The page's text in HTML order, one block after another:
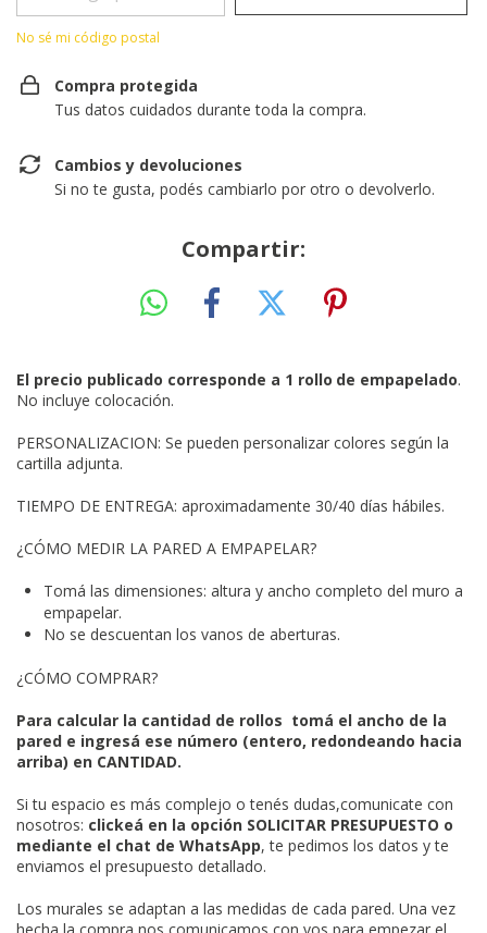
No sé mi código postal
Compra protegida
Tus datos cuidados durante toda la compra.
Cambios y devoluciones
Si no te gusta, podés cambiarlo por otro o devolverlo.
Compartir:
El precio publicado corresponde a 1 rollo de empapelado.
No incluye colocación.
PERSONALIZACION: Se pueden personalizar colores según la
cartilla adjunta.
TIEMPO DE ENTREGA: aproximadamente 30/40 días hábiles.
¿CÓMO MEDIR LA PARED A EMPAPELAR?
Tomá las dimensiones: altura y ancho completo del muro a
empapelar.
No se descuentan los vanos de aberturas.
¿CÓMO COMPRAR?
Para calcular la cantidad de rollos tomá el ancho de la
pared e ingresá ese número (entero, redondeando hacia
arriba) en CANTIDAD.
Si tu espacio es más complejo o tenés dudas,comunicate con
nosotros: clickeá en la opción SOLICITAR PRESUPUESTO o
mediante el chat de WhatsApp, te pedimos los datos y te
enviamos el presupuesto detallado.
Los murales se adaptan a las medidas de cada pared. Una vez
hecha la compra nos comunicamos con vos para empezar el